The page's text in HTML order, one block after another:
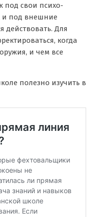
под свои психо-
и под внешние
действовать. Для
когда
и чем все
полезно изучить в